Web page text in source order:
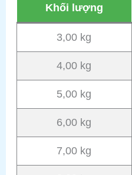
Khối lượng
3,00 kg
4,00 kg
5,00 kg
6,00 kg
7,00 kg